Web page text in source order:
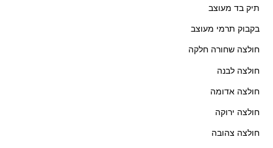
תיק בד מעוצב
בקבוק תרמי מעוצב
חולצה שחורה חלקה
חולצה לבנה
חולצה אדומה
חולצה ירוקה
חולצה צהובה